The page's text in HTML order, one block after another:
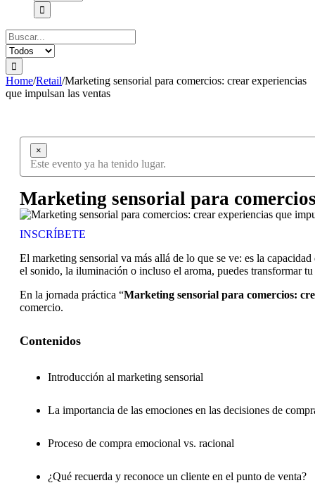
Search
for:
Home/Retail/Marketing sensorial para comercios: crear experiencias
que impulsan las ventas
×
Este evento ya ha tenido lugar.
Marketing sensorial para
INSCRÍBETE
El marketing sensorial va más allá de lo que se ve: es la
el sonido, la iluminación o incluso el aroma, puedes transformar
En la jornada práctica “Marketing sensorial para comercios:
comercio.
Contenidos
Introducción al marketing sensorial
La importancia de las emociones en las decisiones de
Proceso de compra emocional vs. racional
¿Qué recuerda y reconoce un cliente en el punto de venta?